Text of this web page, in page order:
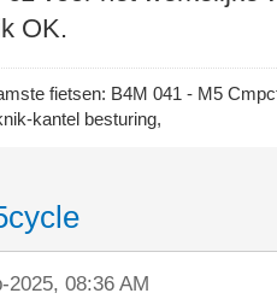
OK.
fietsen: B4M 041 - M5
kantel besturing,
2025, 08:36 AM